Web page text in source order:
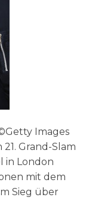
Images
Grand-Slam
in London
mit dem
Sieg über